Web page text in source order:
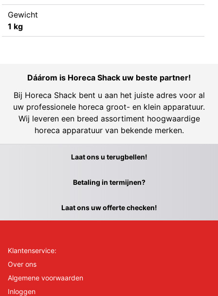
Gewicht
1 kg
Dáárom is Horeca Shack uw beste partner!
Bij Horeca Shack bent u aan het juiste adres voor al
uw professionele horeca groot- en klein apparatuur.
Wij leveren een breed assortiment hoogwaardige
horeca apparatuur van bekende merken.
Laat ons u terugbellen!
Betaling in termijnen?
Laat ons uw offerte checken!
Klantenservice:
Over ons
Algemene voorwaarden
Inloggen